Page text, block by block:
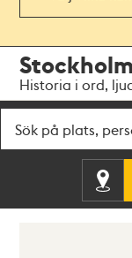
navigationen
huvudinnehållet
Historia i ord,